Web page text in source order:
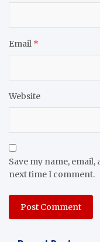
Email *
Website
Save my name,
next time I comment.